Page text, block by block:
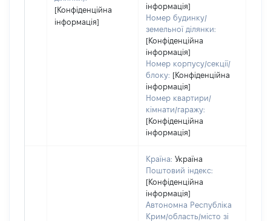
[Конфіденційна
інформація]
інформація]
Номер будинку/
земельної ділянки:
[Конфіденційна
інформація]
Номер корпусу/секції/
блоку: [Конфіденційна
інформація]
Номер квартири/
кімнати/гаражу:
[Конфіденційна
інформація]
Країна: Україна
Поштовий індекс:
[Конфіденційна
інформація]
Автономна Республіка
Крим/область/місто зі